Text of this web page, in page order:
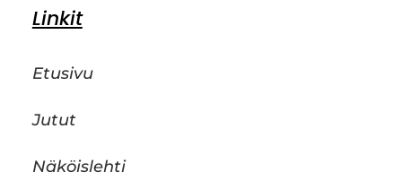
Linkit
Etusivu
Jutut
Näköislehti